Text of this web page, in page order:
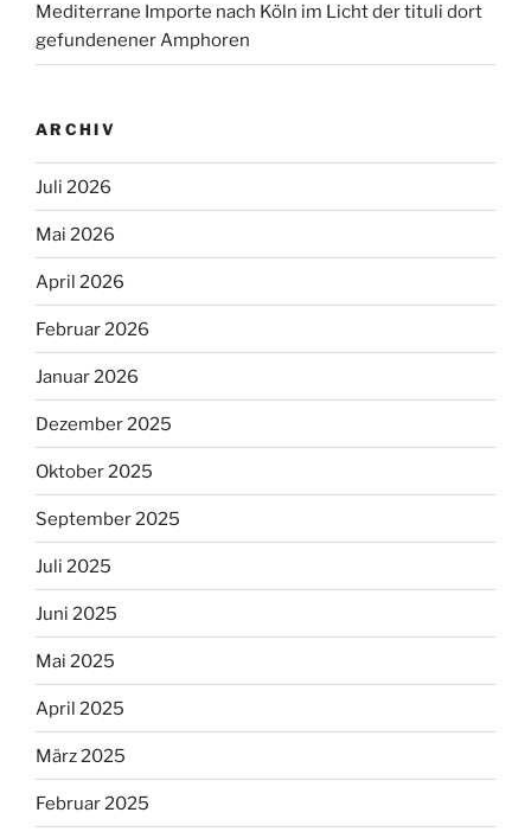
Mediterrane Importe nach Köln im Licht der tituli dort
gefundenener Amphoren
ARCHIV
Juli 2026
Mai 2026
April 2026
Februar 2026
Januar 2026
Dezember 2025
Oktober 2025
September 2025
Juli 2025
Juni 2025
Mai 2025
April 2025
März 2025
Februar 2025